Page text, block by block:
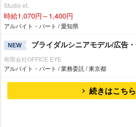
Studio et.
時給1,070円～1,400円
アルバイト・パート / 愛知県
NEW ブライダルシニアモデル/広告
有限会社OFFICE EYE
アルバイト・パート / 業務委託 / 東京都
続きはこちら